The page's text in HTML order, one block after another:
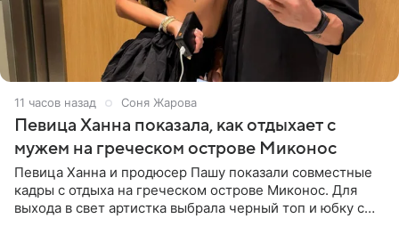
11 часов назад Соня Жарова
Певица Ханна показала, как отдыхает с
мужем на греческом острове Миконос
Певица Ханна и продюсер Пашу показали совместные
кадры с отдыха на греческом острове Миконос. Для
выхода в свет артистка выбрала черный топ и юбку с